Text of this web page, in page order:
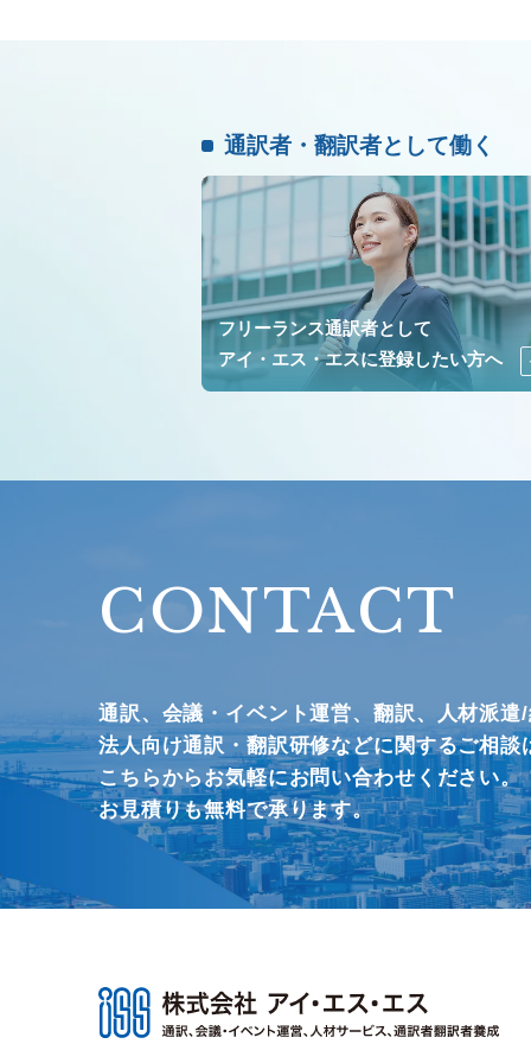
通訳者・翻訳者として働く
フリーランス通訳者として
アイ・エス・エスに登録したい方へ
CONTACT
通訳、会議・イベント運営、 翻訳、人材派遣
法人向け通訳・翻訳研修などに関するご相談
こちらからお気軽にお問い合わせください。
お見積りも無料で承ります。